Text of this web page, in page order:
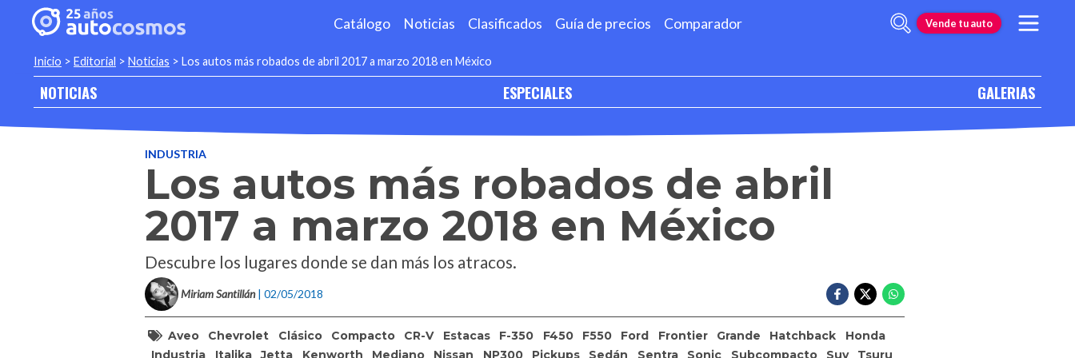
Catálogo Noticias Clasificados Guía de precios Comparador Vende tu auto
Inicio > Editorial > Noticias > Los autos más robados de abril 2017 a marzo 2018 en México
NOTICIAS ESPECIALES GALERIAS
INDUSTRIA
Los autos más robados de abril
2017 a marzo 2018 en México
Descubre los lugares donde se dan más los atracos.
Miriam Santillán | 02/05/2018
Aveo Chevrolet Clásico Compacto CR-V Estacas F-350 F450 F550 Ford Frontier Grande Hatchback
Honda